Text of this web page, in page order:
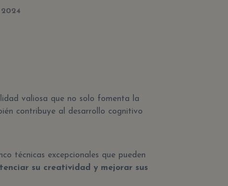
2024
valiosa que no solo fomenta la
contribuye al desarrollo cognitivo
técnicas excepcionales que pueden
su creatividad y mejorar sus